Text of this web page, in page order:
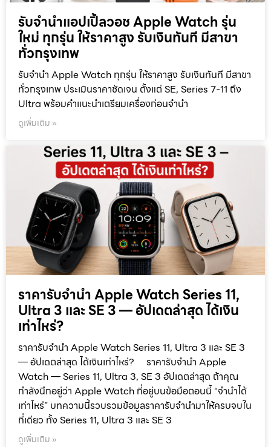
รับจำนำแอปเปิ้ลวอช Apple Watch รุ่น
ใหม่ ทุกรุ่น ให้ราคาสูง รับเงินทันที มีสาขา
ทั่วกรุงเทพ
รับจำนำ Apple Watch ทุกรุ่น ให้ราคาสูง รับเงินทันที มีสาขา
ทั่วกรุงเทพ ประเมินราคาชัดเจน ตั้งแต่ SE, Series 7-11 ถึง
Ultra พร้อมคำแนะนำเตรียมเครื่องก่อนจำนำ
ดูเพิ่มเติม »
ราคารับจำนำ Apple Watch Series 11,
Ultra 3 และ SE 3 — อัปเดตล่าสุด ได้เงิน
เท่าไหร่?
ราคารับจำนำ Apple Watch Series 11, Ultra 3 และ SE 3
— อัปเดตล่าสุด ได้เงินเท่าไหร่? ราคารับจำนำ Apple
Watch — Series 11, Ultra 3, SE 3 อัปเดตล่าสุด ถ้าคุณ
กำลังนึกอยู่ว่า Apple Watch ที่อยู่บนข้อมือตอนนี้ “จำนำได้
เท่าไหร่” บทความนี้รวบรวมข้อมูลราคารับจำนำมาให้ครบจบใน
ที่เดียว ทั้ง Series 11, Ultra 3 และ SE 3
ดูเพิ่มเติม »